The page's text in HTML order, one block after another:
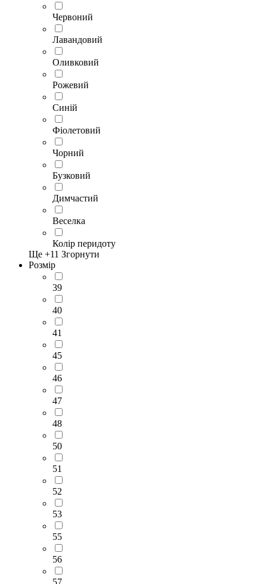
Червоний
Лавандовий
Оливковий
Рожевий
Синій
Фіолетовий
Чорний
Бузковий
Димчастий
Веселка
Колір перидоту
Ще +11 Згорнути
Розмір
39
40
41
45
46
47
48
50
51
52
53
55
56
57